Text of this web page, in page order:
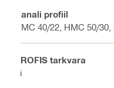
Kanali profiil
HMC 40/22, HMC 50/
PROFIS tarkvara
Ei